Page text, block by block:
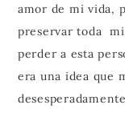
amor de mi vida,
preservar toda
perder a esta
era una idea que